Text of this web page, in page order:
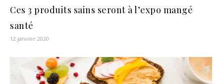
Ces 3 produits sains seront à l’expo mangé
santé
12 janvier 2020